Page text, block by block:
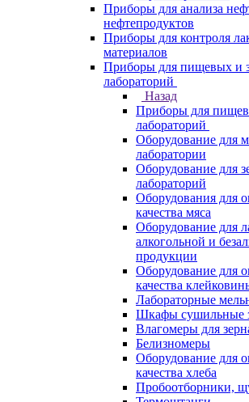
Приборы для анализа
нефтепродуктов
Приборы для контроля
материалов
Приборы для пищевых и
лабораторий
Назад
Приборы для
лабораторий
Оборудование для
лаборатории
Оборудование для
лабораторий
Оборудования для
качества мяса
Оборудование для
алкогольной и
продукции
Оборудование для
качества
Лабораторные
Шкафы сушильные
Влагомеры для
Белизномеры
Оборудование для
качества хлеба
Пробоотборники,